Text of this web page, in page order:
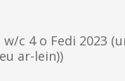
w/c 4 o Fedi 2023
ar-lein))